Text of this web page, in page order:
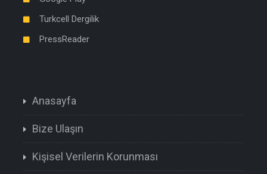
Turkcell Dergilik
PressReader
Anasayfa
Bize Ulaşın
Kişisel Verilerin Korunması